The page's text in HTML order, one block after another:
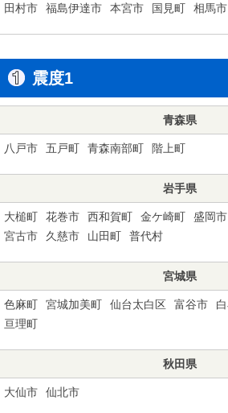
田村市 福島伊達市 本宮市 国見町 相馬市
震度1
青森県
八戸市 五戸町 青森南部町 階上町
岩手県
大槌町 花巻市 西和賀町 金ケ崎町 盛岡市
宮古市
久慈市 山田町 普代村
宮城県
色麻町 宮城加美町 仙台太白区 富谷市
亘理町
秋田県
大仙市 仙北市